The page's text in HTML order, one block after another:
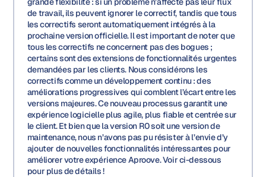
de travail, ils peuvent ignorer le correctif, tandis que tous
les correctifs seront automatiquement intégrés à la
prochaine version officielle. Il est important de noter que
tous les correctifs ne concernent pas des bogues ;
certains sont des extensions de fonctionnalités urgentes
demandées par les clients. Nous considérons les
correctifs comme un développement continu : des
améliorations progressives qui comblent l’écart entre les
versions majeures. Ce nouveau processus garantit une
expérience logicielle plus agile, plus fiable et centrée sur
le client. Et bien que la version R0 soit une version de
maintenance, nous n’avons pas pu résister à l’envie d’y
ajouter de nouvelles fonctionnalités intéressantes pour
améliorer votre expérience Aproove. Voir ci-dessous
pour plus de détails !